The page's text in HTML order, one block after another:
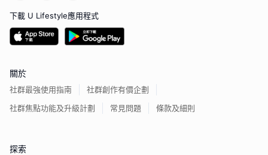
下載 U Lifestyle應用程式
關於
社群最強使用指南
社群創作有價企劃
社群焦點功能及升級計劃
常見問題 條款及細則
探索